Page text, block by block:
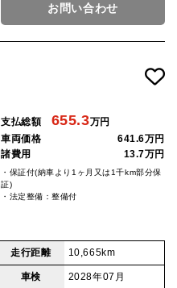
お問い合わせ
支払総額 655.3万円
車両価格
641.6万円
諸費用
13.7万円
・保証付(納車より1ヶ月又は1千km部分保
証)
・法定整備：整備付
走行距離 10,665km
車検 2028年07月